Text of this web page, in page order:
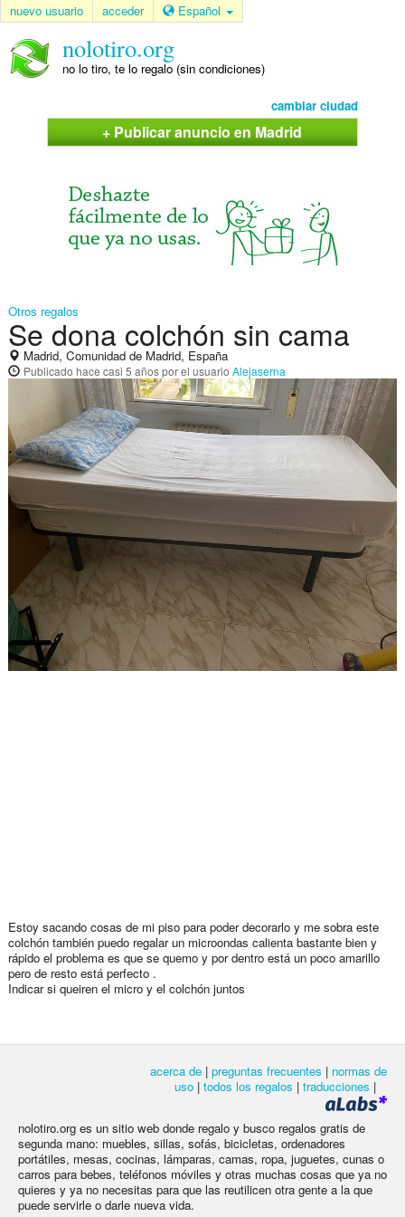
nuevo usuario acceder Español
nolotiro.org
no lo tiro, te lo regalo (sin condiciones)
cambiar ciudad
+ Publicar anuncio en Madrid
Otros regalos
Se dona colchón sin cama
Madrid, Comunidad de Madrid, España
Publicado hace casi 5 añospor el usuario Alejaserna
Estoy sacando cosas de mi piso para poder decorarlo y me sobra este
colchón también puedo regalar un microondas calienta bastante bien y
rápido el problema es que se quemo y por dentro está un poco amarillo
pero de resto está perfecto .
Indicar si queiren el micro y el colchón juntos
acerca de | preguntas frecuentes | normas de
uso | todos los regalos | traducciones |
nolotiro.org es un sitio web donde regalo y busco regalos gratis de
segunda mano: muebles, sillas, sofás, bicicletas, ordenadores
portátiles, mesas, cocinas, lámparas, camas, ropa, juguetes, cunas o
carros para bebes, teléfonos móviles y otras muchas cosas que ya no
quieres y ya no necesitas para que las reutilicen otra gente a la que
puede servirle o darle nueva vida.